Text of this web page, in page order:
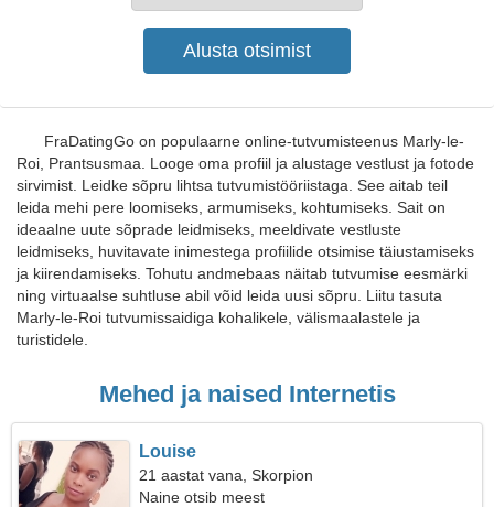
FraDatingGo on populaarne online-tutvumisteenus Marly-le-
Roi, Prantsusmaa. Looge oma profiil ja alustage vestlust ja fotode
sirvimist. Leidke sõpru lihtsa tutvumistööriistaga. See aitab teil
leida mehi pere loomiseks, armumiseks, kohtumiseks. Sait on
ideaalne uute sõprade leidmiseks, meeldivate vestluste
leidmiseks, huvitavate inimestega profiilide otsimise täiustamiseks
ja kiirendamiseks. Tohutu andmebaas näitab tutvumise eesmärki
ning virtuaalse suhtluse abil võid leida uusi sõpru. Liitu tasuta
Marly-le-Roi tutvumissaidiga kohalikele, välismaalastele ja
turistidele.
Mehed ja naised Internetis
Louise
21 aastat vana, Skorpion
Naine otsib meest